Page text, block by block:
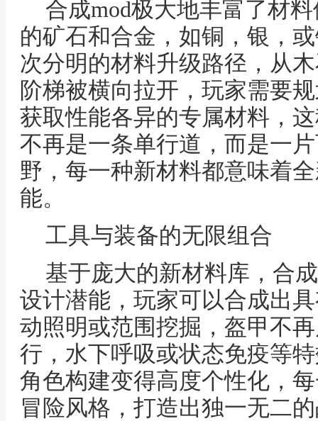
合成mod极大地丰富了材
的矿石和合金，如铜，银，
次分明的材料升级路径，从
阶梯被横向拉开，玩家需要
获取性能各异的专属材料，
不再是一条单行道，而是一
野，每一种新材料都意味着
能。
工具与装备的无限组合
基于庞大的新材料库，合
设计潜能，玩家可以合成出
动照明或范围挖掘，盔甲不
行，水下呼吸或状态免疫等
角色构建变得高度个性化，
冒险风格，打造出独一无二